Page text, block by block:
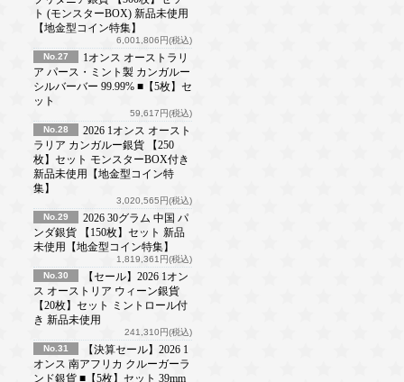
ト (モンスターBOX) 新品未使用
【地金型コイン特集】
6,001,806円(税込)
No.27
1オンス オーストラリ
ア パース・ミント製 カンガルー
シルバーバー 99.99% ■【5枚】セ
ット
59,617円(税込)
No.28
2026 1オンス オースト
ラリア カンガルー銀貨 【250
枚】セット モンスターBOX付き
新品未使用【地金型コイン特
集】
3,020,565円(税込)
No.29
2026 30グラム 中国 パ
ンダ銀貨 【150枚】セット 新品
未使用【地金型コイン特集】
1,819,361円(税込)
No.30
【セール】2026 1オン
ス オーストリア ウィーン銀貨
【20枚】セット ミントロール付
き 新品未使用
241,310円(税込)
No.31
【決算セール】2026 1
オンス 南アフリカ クルーガーラ
ンド銀貨 ■【5枚】セット 39mm